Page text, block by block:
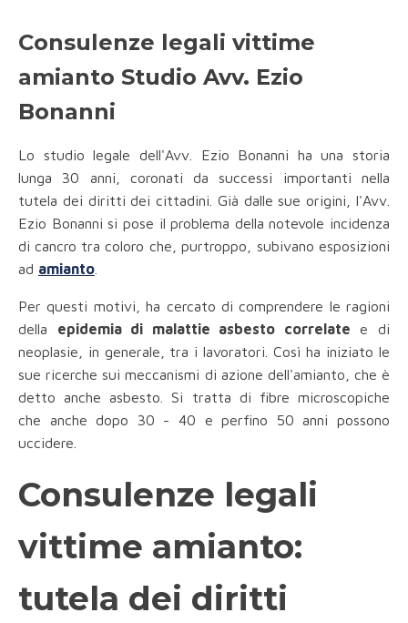
Consulenze legali vittime
amianto Studio Avv. Ezio
Bonanni
Lo studio legale dell'Avv. Ezio Bonanni ha una storia
lunga 30 anni, coronati da successi importanti nella
tutela dei diritti dei cittadini. Già dalle sue origini, l'Avv.
Ezio Bonanni si pose il problema della notevole incidenza
di cancro tra coloro che, purtroppo, subivano esposizioni
ad amianto
Per questi motivi, ha cercato di comprendere le ragioni
della epidemia di malattie asbesto correlate e di
neoplasie, in generale, tra i lavoratori. Così ha iniziato le
sue ricerche sui meccanismi di azione dell'amianto, che è
detto anche asbesto. Si tratta di fibre microscopiche
che anche dopo 30 - 40 e perfino 50 anni possono
uccidere.
Consulenze legali
vittime amianto:
tutela dei diritti